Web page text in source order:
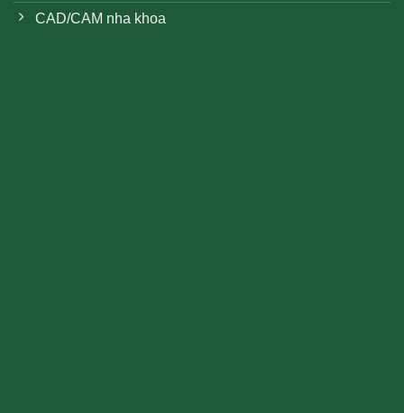
CAD/CAM nha khoa